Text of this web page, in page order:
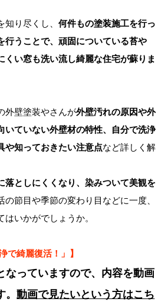
り尽くし、 何件もの塗装施工を行っ
行うことで、頑固についている苔や
くい窓も洗い流し綺麗な住宅が蘇りま
外壁塗装やさんが外壁汚れの原因や外
いていない外壁材の特性、自分で洗浄
や知っておきたい注意点など詳しく解
落としにくくなり、染みついて美観を
の節目や季節の変わり目などに一度、
いかがでしょうか。
で綺麗復活！」】
なっていますので、内容を動画
。動画で見たいという方はこち